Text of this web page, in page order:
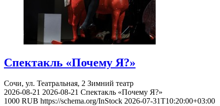
Спектакль «Почему Я?»
Сочи, ул. Театральная, 2 Зимний театр
2026-08-21 2026-08-21 Спектакль «Почему Я?»
1000 RUB https://schema.org/InStock 2026-07-31T10:20:00+03:00